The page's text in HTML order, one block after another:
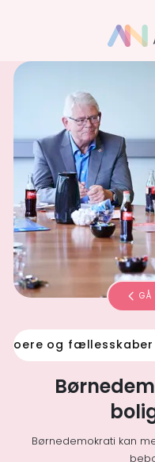
og fællesskaber
Børnedemokrati kan
GÅ